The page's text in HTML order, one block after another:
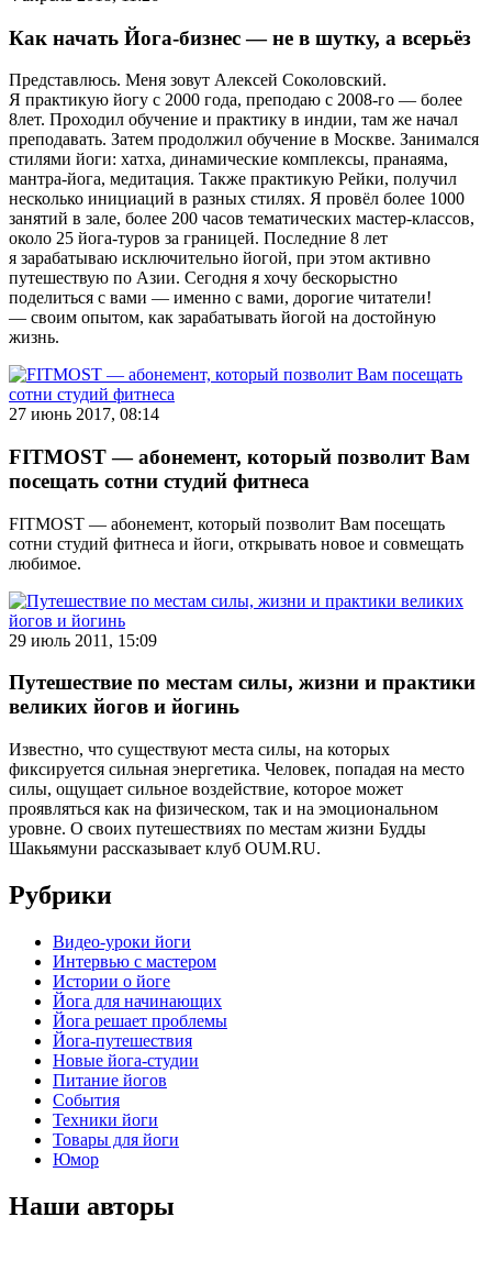
Как начать Йога-бизнес — не в шутку, а всерьёз
Представлюсь. Меня зовут Алексей Соколовский.
Я практикую йогу с 2000 года, преподаю с 2008-го — более
8лет. Проходил обучение и практику в индии, там же начал
преподавать. Затем продолжил обучение в Москве. Занимался
стилями йоги: хатха, динамические комплексы, пранаяма,
мантра-йога, медитация. Также практикую Рейки, получил
несколько инициаций в разных стилях. Я провёл более 1000
занятий в зале, более 200 часов тематических мастер-классов,
около 25 йога-туров за границей. Последние 8 лет
я зарабатываю исключительно йогой, при этом активно
путешествую по Азии. Сегодня я хочу бескорыстно
поделиться с вами — именно с вами, дорогие читатели!
— своим опытом, как зарабатывать йогой на достойную
жизнь.
27 июнь 2017, 08:14
FITMOST — абонемент, который позволит Вам
посещать сотни студий фитнеса
FITMOST — абонемент, который позволит Вам посещать
сотни студий фитнеса и йоги, открывать новое и совмещать
любимое.
29 июль 2011, 15:09
Путешествие по местам силы, жизни и практики
великих йогов и йогинь
Известно, что существуют места силы, на которых
фиксируется сильная энергетика. Человек, попадая на место
силы, ощущает сильное воздействие, которое может
проявляться как на физическом, так и на эмоциональном
уровне. О своих путешествиях по местам жизни Будды
Шакьямуни рассказывает клуб OUM.RU.
Рубрики
Видео-уроки йоги
Интервью с мастером
Истории о йоге
Йога для начинающих
Йога решает проблемы
Йога-путешествия
Новые йога-студии
Питание йогов
События
Техники йоги
Товары для йоги
Юмор
Наши авторы